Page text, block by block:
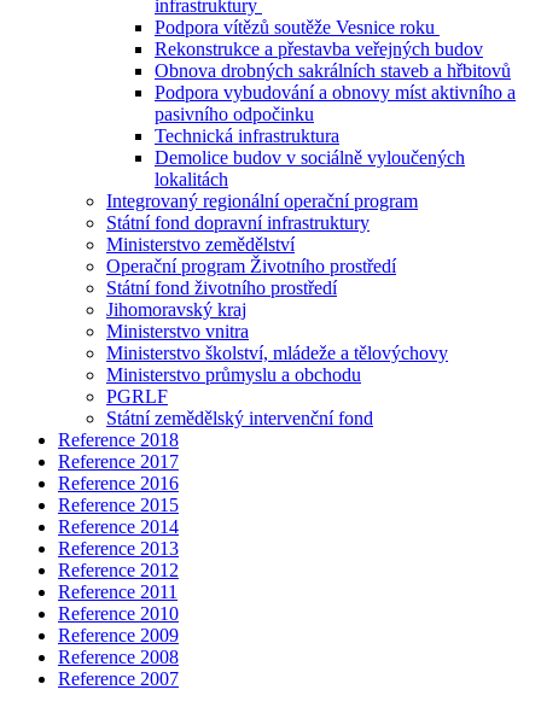
infrastruktury
Podpora vítězů soutěže Vesnice roku
Rekonstrukce a přestavba veřejných budov
Obnova drobných sakrálních staveb a hřbitovů
Podpora vybudování a obnovy míst aktivního a
pasivního odpočinku
Technická infrastruktura
Demolice budov v sociálně vyloučených
lokalitách
Integrovaný regionální operační program
Státní fond dopravní infrastruktury
Ministerstvo zemědělství
Operační program Životního prostředí
Státní fond životního prostředí
Jihomoravský kraj
Ministerstvo vnitra
Ministerstvo školství, mládeže a tělovýchovy
Ministerstvo průmyslu a obchodu
PGRLF
Státní zemědělský intervenční fond
Reference 2018
Reference 2017
Reference 2016
Reference 2015
Reference 2014
Reference 2013
Reference 2012
Reference 2011
Reference 2010
Reference 2009
Reference 2008
Reference 2007